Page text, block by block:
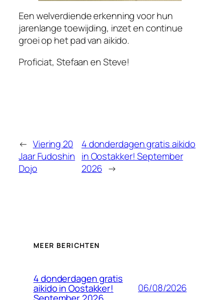
Een welverdiende erkenning voor hun
jarenlange toewijding, inzet en continue
groei op het pad van aikido.
Proficiat, Stefaan en Steve!
← Viering 20
Jaar Fudoshin
Dojo
4 donderdagen gratis aikido
in Oostakker! September
2026 →
MEER BERICHTEN
4 donderdagen gratis
aikido in Oostakker! 06/08/2026